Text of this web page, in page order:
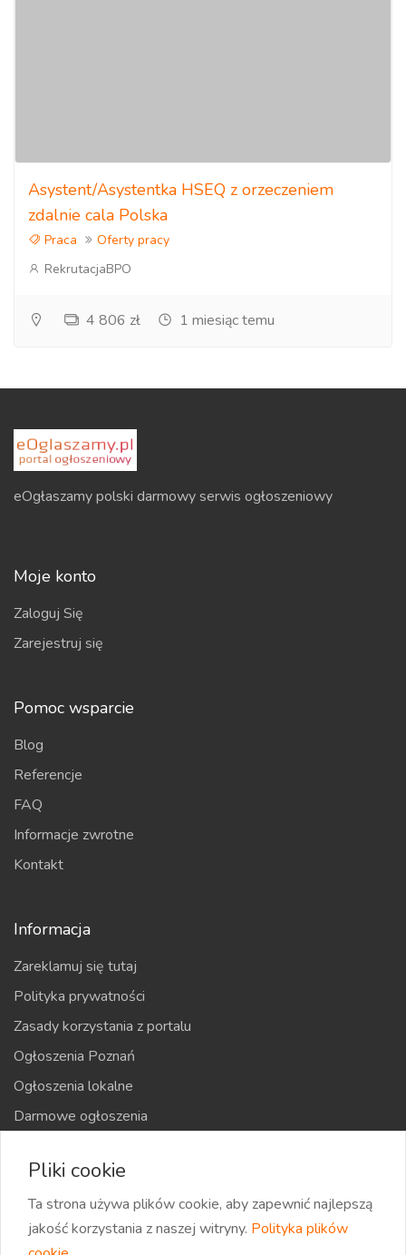
Asystent/Asystentka HSEQ z orzeczeniem
zdalnie cala Polska
Praca
Oferty pracy
RekrutacjaBPO
4 806 zł 1 miesiąc temu
eOgłaszamy polski darmowy serwis ogłoszeniowy
Moje konto
Zaloguj Się
Zarejestruj się
Pomoc wsparcie
Blog
Referencje
FAQ
Informacje zwrotne
Kontakt
Informacja
Zareklamuj się tutaj
Polityka prywatności
Zasady korzystania z portalu
Ogłoszenia Poznań
Ogłoszenia lokalne
Darmowe ogłoszenia
Mapa strony
Pliki cookie
Ta strona używa plików cookie, aby zapewnić najlepszą
jakość korzystania z naszej witryny. Polityka plików